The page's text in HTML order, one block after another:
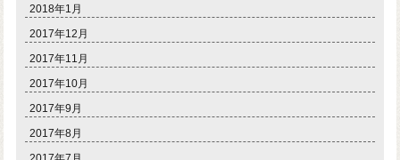
2018年1月
2017年12月
2017年11月
2017年10月
2017年9月
2017年8月